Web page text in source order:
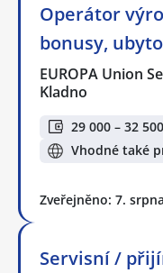
Operátor
bonusy,
EUROPA Union
Kladno
29 000 – 32
Vhodné také
Zveřejněno: 7. srpna
Servisní /